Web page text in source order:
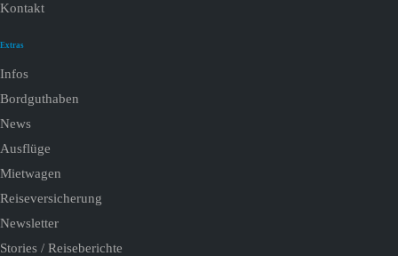
Kontakt
Extras
Infos
Bordguthaben
News
Ausflüge
Mietwagen
Reiseversicherung
Newsletter
Stories / Reiseberichte